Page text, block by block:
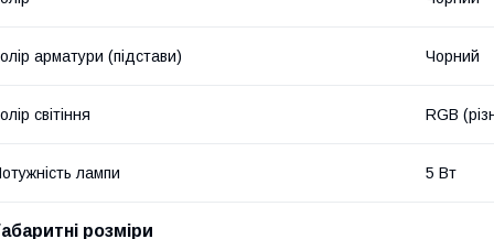
арматури (підстави) Чорний
світіння RGB
лампи 5 Вт
розміри